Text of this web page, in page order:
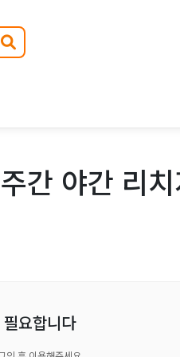
간 야간 리
필요합니다